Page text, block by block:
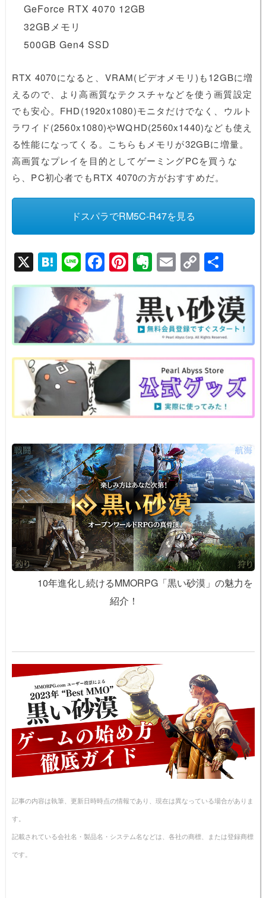
GeForce RTX 4070 12GB
32GBメモリ
500GB Gen4 SSD
RTX 4070になると、VRAM(ビデオメモリ)も12GBに増
えるので、より高画質なテクスチャなどを使う画質設定
でも安心。FHD(1920x1080)モニタだけでなく、ウルト
ラワイド(2560x1080)やWQHD(2560x1440)なども使え
る性能になってくる。こちらもメモリが32GBに増量。
高画質なプレイを目的としてゲーミングPCを買うな
ら、PC初心者でもRTX 4070の方がおすすめだ。
ドスパラでRM5C-R47を見る
X H
at
e
n
a
Li
n
e
F
a
c
b
o
o
k
Pi
nt
er
e
st
E
v
er
n
ot
e
E
m
ail
C
o
p
y
Li
n
k
有
10年進化し続けるMMORPG「黒い砂漠」の魅力を
紹介！
記事の内容は執筆、更新日時時点の情報であり、現在は異なっている場合がありま
す。
記載されている会社名・製品名・システム名などは、各社の商標、または登録商標
です。